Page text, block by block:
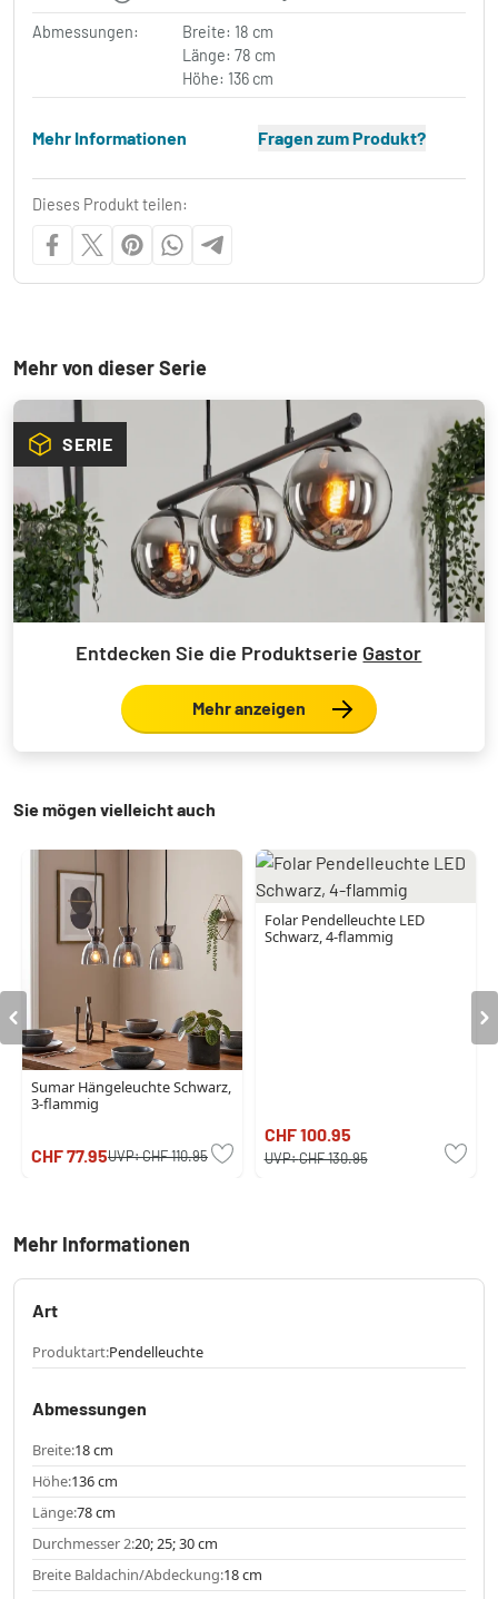
Abmessungen:
Breite: 18 cm
Länge: 78 cm
Höhe: 136 cm
Mehr Informationen Fragen zum Produkt?
Dieses Produkt teilen:
Mehr von dieser Serie
SERIE
Entdecken Sie die Produktserie Gastor
Mehr anzeigen
Sie mögen vielleicht auch
Sumar Hängeleuchte Schwarz,
3-flammig
CHF 77.95UVP:CHF 110.95
Folar Pendelleuchte LED
Schwarz, 4-flammig
CHF 100.95
UVP:CHF 130.95
Mehr Informationen
Art
Produktart:Pendelleuchte
Abmessungen
Breite:18 cm
Höhe:136 cm
Länge:78 cm
Durchmesser 2:20; 25; 30 cm
Breite Baldachin/Abdeckung:18 cm